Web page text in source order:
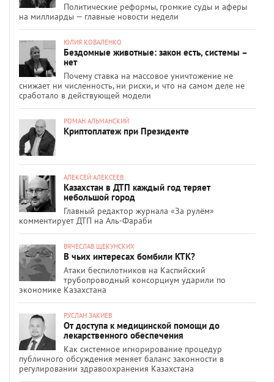
Политические реформы, громкие суды и аферы
на миллиарды — главные новости недели
ЮЛИЯ КОВАЛЕНКО
Бездомные животные: закон есть, системы –
нет
Почему ставка на массовое уничтожение не
снижает ни численность, ни риски, и что на самом деле не
сработало в действующей модели
РОМАН АЛЬМАНСКИЙ
Криптоплатеж при Президенте
АЛЕКСЕЙ АЛЕКСЕЕВ
Казахстан в ДТП каждый год теряет
небольшой город
Главный редактор журнала «За рулём»
комментирует ДТП на Аль-Фараби
ВЯЧЕСЛАВ ЩЕКУНСКИХ
В чьих интересах бомбили КТК?
Атаки беспилотников на Каспийский
трубопроводный консорциум ударили по
экономике Казахстана
РУСЛАН ЗАКИЕВ
От доступа к медицинской помощи до
лекарственного обеспечения
Как системное игнорирование процедур
публичного обсуждения меняет баланс законности в
регулировании здравоохранения Казахстана